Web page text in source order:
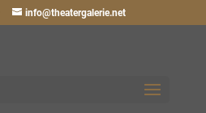
info@theatergalerie.net